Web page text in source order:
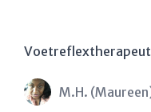
Voetreflextherapeut
M.H.